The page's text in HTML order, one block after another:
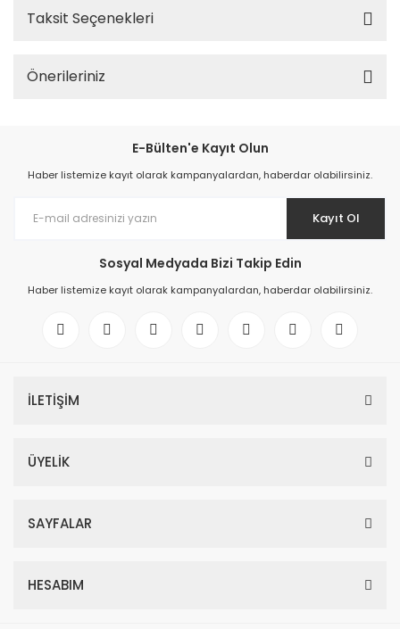
Taksit Seçenekleri
Önerileriniz
E-Bülten'e Kayıt Olun
Haber listemize kayıt olarak kampanyalardan, haberdar olabilirsiniz.
Kayıt Ol
Sosyal Medyada Bizi Takip Edin
Haber listemize kayıt olarak kampanyalardan, haberdar olabilirsiniz.
İLETİŞİM
ÜYELİK
SAYFALAR
HESABIM